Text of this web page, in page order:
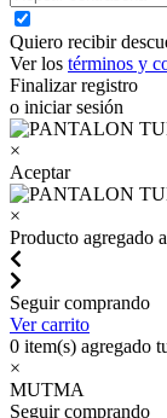
Quiero recibir
Ver los términos y
Finalizar registro
o iniciar sesión
×
Aceptar
×
Producto agregado
Seguir comprando
Ver carrito
0 item(s) agregado
×
MUTMA
Seguir comprando